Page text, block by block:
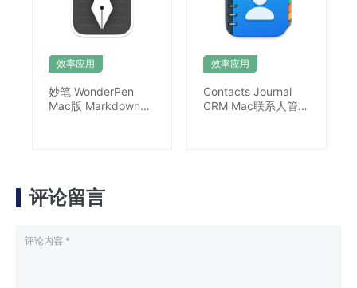
效率应用
妙笔 WonderPen
Mac版 Markdown编
效率应用
Contacts Journal
CRM Mac联系人管理
评论留言